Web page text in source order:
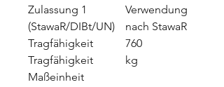
Zulassung 1
(StawaR/DIBt/UN)
Verwendung
nach StawaR
Tragfähigkeit
760
Tragfähigkeit
Maßeinheit
kg